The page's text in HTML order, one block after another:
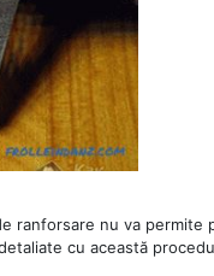
ranforsare nu va permite
cu această